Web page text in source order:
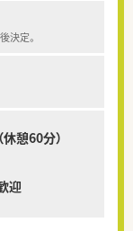
決定。
憩60分）
迎